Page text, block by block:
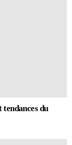
tendances du